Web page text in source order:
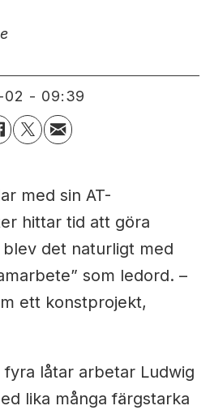
02 - 09:39
med sin AT-
hittar tid att göra
det naturligt med
som ledord. –
ett konstprojekt,
fyra låtar arbetar Ludwig
lika många färgstarka